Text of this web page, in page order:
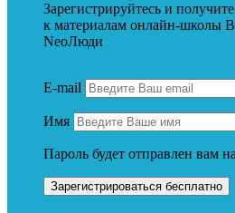
Зарегистрируйтесь и
к материалам онлайн-школы
NeoЛюди
E-mail
Имя
Пароль будет отправлен вам